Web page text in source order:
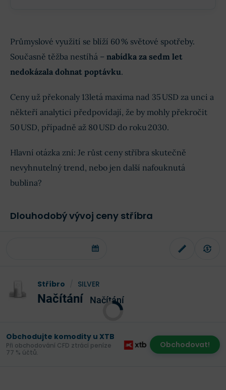
Průmyslové využití se blíží 60 % světové spotřeby.
Současně těžba nestíhá – nabídka za sedm let
nedokázala dohnat poptávku.
Ceny už překonaly 13letá maxima nad 35 USD za unci a
někteří analytici předpovídají, že by mohly překročit
50 USD, případně až 80 USD do roku 2030.
Hlavní otázka zní: Je růst ceny stříbra skutečně
nevyhnutelný trend, nebo jen další nafouknutá
bublina?
Dlouhodobý vývoj ceny stříbra
Stříbro SILVER
Načítání Načítání
Obchodujte komodity u XTB
Při obchodování CFD ztrácí peníze
77 % účtů.
Obchodovat!